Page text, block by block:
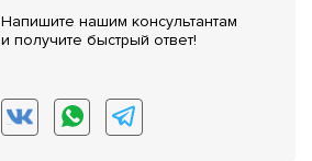
Напишите нашим консультантам
и получите быстрый ответ!